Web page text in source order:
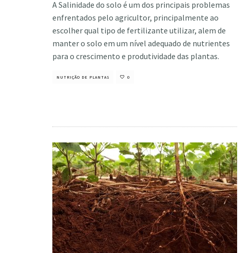
A Salinidade do solo é um dos principais problemas
enfrentados pelo agricultor, principalmente ao
escolher qual tipo de fertilizante utilizar, alem de
manter o solo em um nível adequado de nutrientes
para o crescimento e produtividade das plantas.
NUTRIÇÃO DE PLANTAS 0